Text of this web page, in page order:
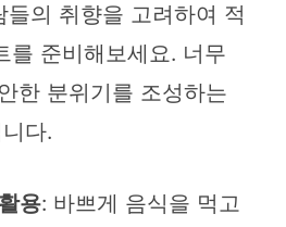
들의 취향을 고려하여 적
를 준비해보세요. 너무
한 분위기를 조성하는
다.
용: 바쁘게 음식을 먹고